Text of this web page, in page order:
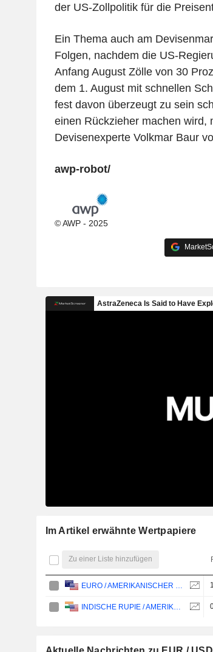
der US-Zollpolitik für die
Ein Thema auch am
Folgen, nachdem die US-
Anfang August Zölle von 30
dem 1. August mit schnellen
fest davon überzeugt zu sein
einen Rückzieher machen wird,
Devisenexperte Volkmar Baur
awp-robot/
© AWP - 2025
Im Artikel erwähnte Wertpapiere
Zu einer Liste hinzufügen